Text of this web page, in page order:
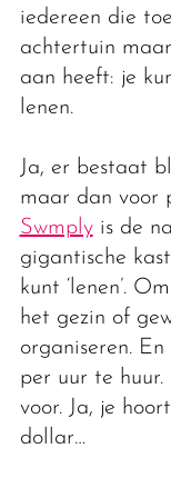
iedereen die
achtertuin
aan heeft: je
lenen.
Ja, er bestaat
maar dan voor
Swmplyis de
gigantische
kunt ‘lenen’.
het gezin of
organiseren.
per uur te
voor. Ja, je
dollar…